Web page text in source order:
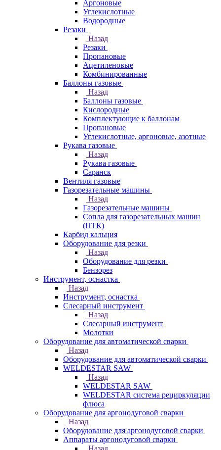
Аргоновые
Углекислотные
Водородные
Резаки
Назад
Резаки
Пропановые
Ацетиленовые
Комбинированные
Баллоны газовые
Назад
Баллоны газовые
Кислородные
Комплектующие к баллонам
Пропановые
Углекислотные, аргоновые, азотные
Рукава газовые
Назад
Рукава газовые
Саранск
Вентиля газовые
Газорезательные машины
Назад
Газорезательные машины
Сопла для газорезательных машин
(ПТК)
Карбид кальция
Оборудование для резки
Назад
Оборудование для резки
Бензорез
Инструмент, оснастка
Назад
Инструмент, оснастка
Слесарный инструмент
Назад
Слесарный инструмент
Молотки
Оборудование для автоматической сварки
Назад
Оборудование для автоматической сварки
WELDESTAR SAW
Назад
WELDESTAR SAW
WELDESTAR система рециркуляции
флюса
Оборудование для аргонодуговой сварки
Назад
Оборудование для аргонодуговой сварки
Аппараты аргонодуговой сварки
Назад